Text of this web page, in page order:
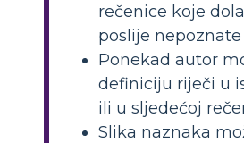
rečenice koje
poslije nepoznate
Ponekad autor
definiciju riječi u
ili u sljedećoj
Slika naznaka